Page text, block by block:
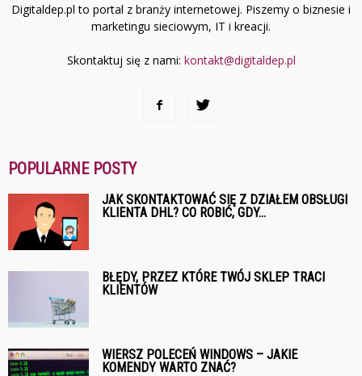
Digitaldep.pl to portal z branży internetowej. Piszemy o biznesie i
marketingu sieciowym, IT i kreacji.
Skontaktuj się z nami: kontakt@digitaldep.pl
POPULARNE POSTY
JAK SKONTAKTOWAĆ SIĘ Z DZIAŁEM OBSŁUGI
KLIENTA DHL? CO ROBIĆ, GDY...
BŁĘDY, PRZEZ KTÓRE TWÓJ SKLEP TRACI
KLIENTÓW
WIERSZ POLECEŃ WINDOWS – JAKIE
KOMENDY WARTO ZNAĆ?